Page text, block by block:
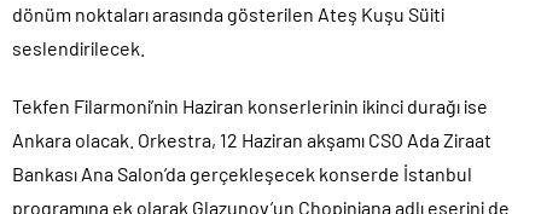
dönüm noktaları arasında gösterilen Ateş Kuşu Süiti
seslendirilecek.
Tekfen Filarmoni’nin Haziran konserlerinin ikinci durağı ise
Ankara olacak. Orkestra, 12 Haziran akşamı CSO Ada Ziraat
Bankası Ana Salon’da gerçekleşecek konserde İstanbul
programına ek olarak Glazunov’un Chopiniana adlı eserini de